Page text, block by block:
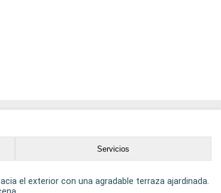
Servicios
el exterior con una agradable terraza ajardinada.